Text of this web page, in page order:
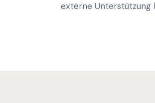
externe Unterstützung